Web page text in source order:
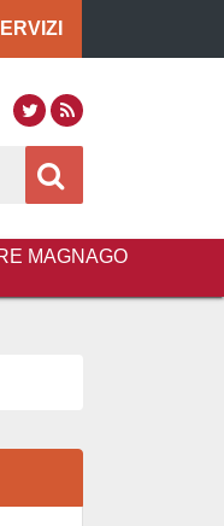
TwitterRSS
MAGNAGO